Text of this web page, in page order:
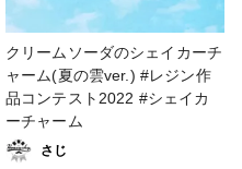
クリームソーダのシェイカーチ
ャーム(夏の雲ver.) #レジン作
品コンテスト2022 #シェイカ
ーチャーム
さじ